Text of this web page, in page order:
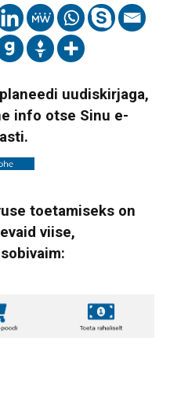
uudiskirjaga,
info otse Sinu e-
toetamiseks on
viise,